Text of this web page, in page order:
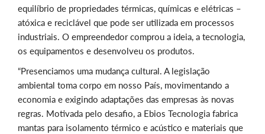
equilíbrio de propriedades térmicas, químicas e elétricas –
atóxica e reciclável que pode ser utilizada em processos
industriais. O empreendedor comprou a ideia, a tecnologia,
os equipamentos e desenvolveu os produtos.
“Presenciamos uma mudança cultural. A legislação
ambiental toma corpo em nosso País, movimentando a
economia e exigindo adaptações das empresas às novas
regras. Motivada pelo desafio, a Ebios Tecnologia fabrica
mantas para isolamento térmico e acústico e materiais que